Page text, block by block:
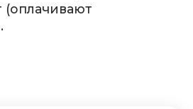
(оплачивают